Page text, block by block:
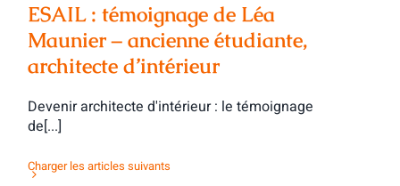
ESAIL : témoignage de Léa
Maunier – ancienne étudiante,
architecte d’intérieur
Devenir architecte d'intérieur : le témoignage
de[...]
Charger les articles suivants